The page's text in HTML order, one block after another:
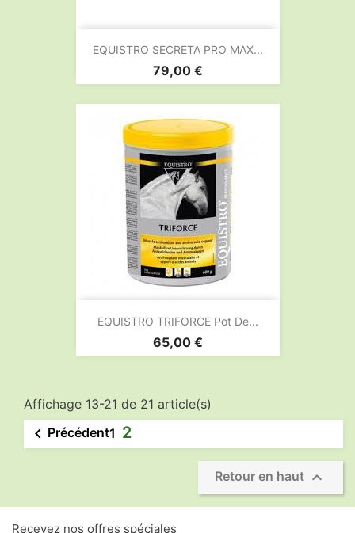
EQUISTRO SECRETA PRO MAX...
Prix
79,00 €
EQUISTRO TRIFORCE Pot De...
Prix
65,00 €
Affichage 13-21 de 21 article(s)
 Précédent1 2
Retour en haut 
Recevez nos offres spéciales